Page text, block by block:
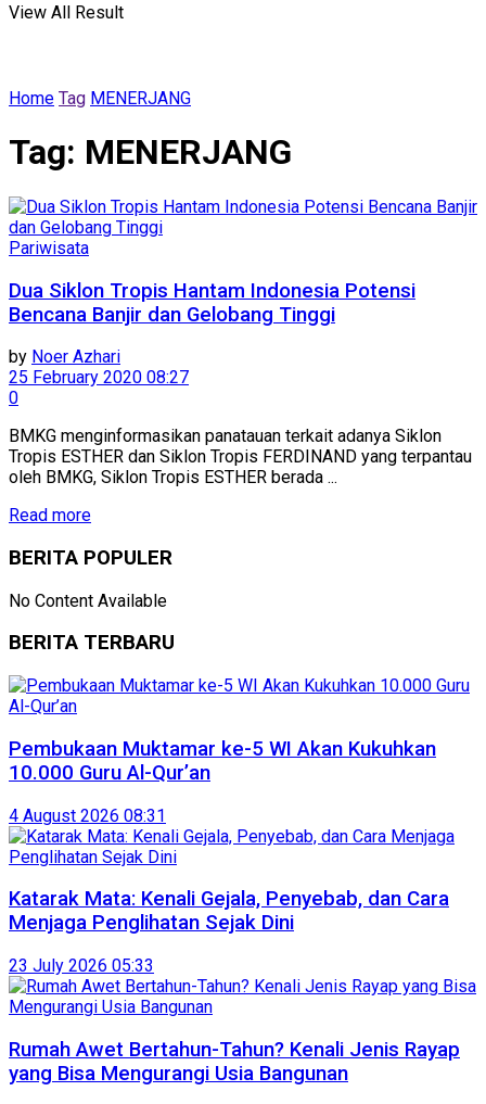
View All Result
Home Tag MENERJANG
Tag: MENERJANG
Pariwisata
Dua Siklon Tropis Hantam Indonesia Potensi
Bencana Banjir dan Gelobang Tinggi
by Noer Azhari
25 February 2020 08:27
0
BMKG menginformasikan panatauan terkait adanya Siklon
Tropis ESTHER dan Siklon Tropis FERDINAND yang terpantau
oleh BMKG, Siklon Tropis ESTHER berada ...
Read more
BERITA POPULER
No Content Available
BERITA TERBARU
Pembukaan Muktamar ke-5 WI Akan Kukuhkan
10.000 Guru Al-Qur’an
4 August 2026 08:31
Katarak Mata: Kenali Gejala, Penyebab, dan Cara
Menjaga Penglihatan Sejak Dini
23 July 2026 05:33
Rumah Awet Bertahun-Tahun? Kenali Jenis Rayap
yang Bisa Mengurangi Usia Bangunan